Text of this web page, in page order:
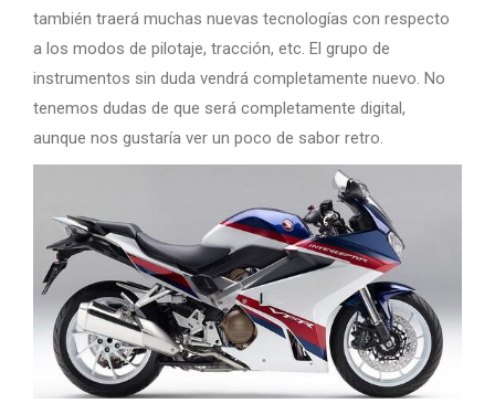
también traerá muchas nuevas tecnologías con respecto
a los modos de pilotaje, tracción, etc. El grupo de
instrumentos sin duda vendrá completamente nuevo. No
tenemos dudas de que será completamente digital,
aunque nos gustaría ver un poco de sabor retro.